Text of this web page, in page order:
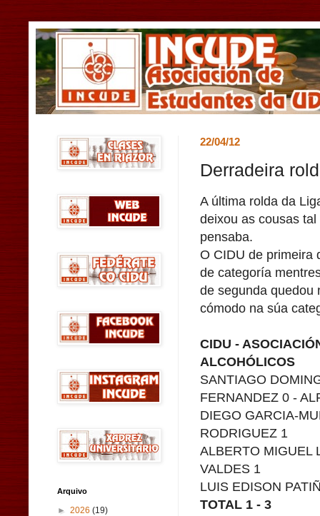
22/04/12
Derradeira
A última rolda da
deixou as cousas
pensaba.
O CIDU de primeira
de categoría
de segunda quedou
cómodo na súa
CIDU -
ALCOHÓLICOS
SANTIAGO
FERNANDEZ 0 -
DIEGO GARCIA-
RODRIGUEZ 1
ALBERTO MIGUEL
VALDES 1
LUIS EDISON
TOTAL 1 - 3
Arquivo
► 2026 (19)